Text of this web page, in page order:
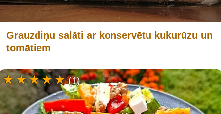
Grauzdiņu salāti ar konservētu kukurūzu un
tomātiem
(1)